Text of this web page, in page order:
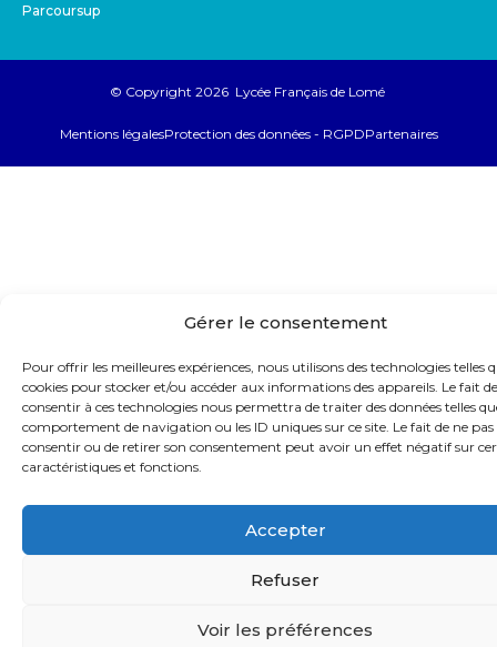
Gérer le consentement
Pour offrir les meilleures expériences, nous utilisons des technologies telles
cookies pour stocker et/ou accéder aux informations des appareils. Le fait de
consentir à ces technologies nous permettra de traiter des données telles
comportement de navigation ou les ID uniques sur ce site. Le fait de ne pas
consentir ou de retirer son consentement peut avoir un effet négatif sur
caractéristiques et fonctions.
Accepter
Refuser
Voir les préférences
Parcoursup
© Copyright 2026 Lycée Français de Lomé
Mentions légalesProtection des données - RGPDPartenaires